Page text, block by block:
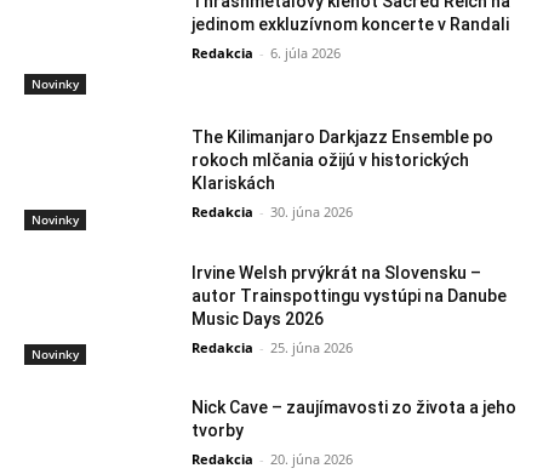
Novinky
jedinom exkluzívnom koncerte v Randali
Redakcia - 6. júla 2026
Novinky
The Kilimanjaro Darkjazz Ensemble po
rokoch mlčania ožijú v historických
Klariskách
Redakcia - 30. júna 2026
Novinky
Irvine Welsh prvýkrát na Slovensku –
autor Trainspottingu vystúpi na Danube
Music Days 2026
Redakcia - 25. júna 2026
Nick Cave – zaujímavosti zo života a jeho
tvorby
Redakcia - 20. júna 2026